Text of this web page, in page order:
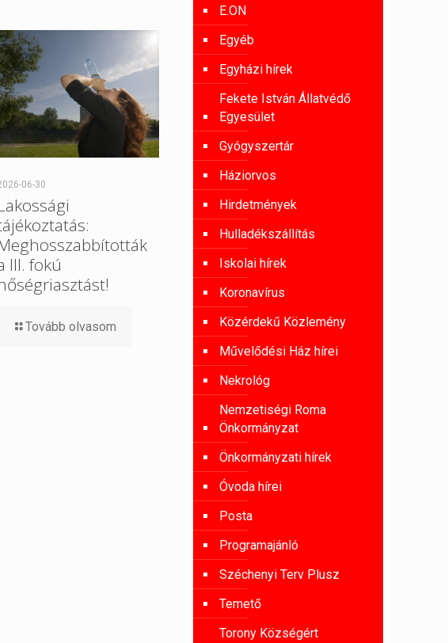
06-30
III. fokú
Tovább olvasom
E.ON
Egyéb
Egyházi hírek
Fekete István Állatvédő
Egyesület
Gyógyszertár
Háziorvos
Hirdetmények
Hulladékszállítás
Iskolai hírek
Koronavírus
Közérdekű Közlemény
Művelődési Ház hírei
Nekrológ
Nemzetiségi Roma
Önkormányzat
Önkormányzati hírek
Óvoda hírei
Posta
Programajánló
Széchenyi Terv Plusz
Temető
Torony Községért